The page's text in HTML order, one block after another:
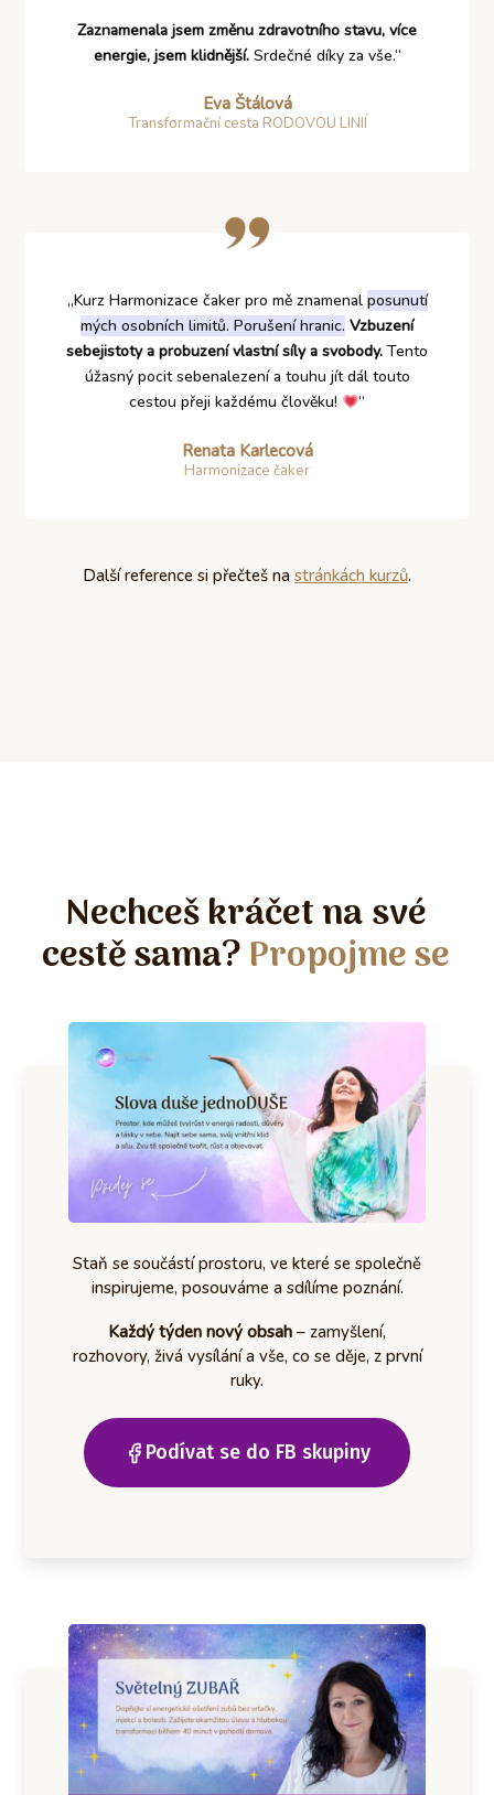
Zaznamenala jsem změnu zdravotního stavu, více
energie, jsem klidnější.Srdečné díky za vše.“
Eva Štálová
Transformační cesta RODOVOU LINIÍ
„Kurz Harmonizace čaker pro mě znamenal posunutí
mých osobních limitů. Porušení hranic. Vzbuzení
sebejistoty a probuzení vlastní síly a svobody. Tento
úžasný pocit sebenalezení a touhu jít dál touto
cestou přeji každému člověku!
“
Renata Karlecová
Harmonizace čaker
Další reference si přečteš na stránkách kurzů.
Nechceš kráčet na své
cestě sama?Propojme se
Staň se součástí prostoru, ve které se společně
inspirujeme, posouváme a sdílíme poznání.
Každý týden nový obsah – zamyšlení,
rozhovory, živá vysílání a vše, co se děje, z první
ruky.
Podívat se do FB skupiny